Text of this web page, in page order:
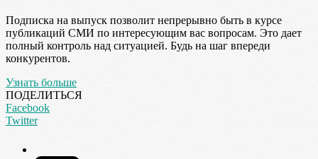
Подписка на выпуск позволит непрерывно быть в курсе
публикаций СМИ по интересующим вас вопросам. Это дает
полный контроль над ситуацией. Будь на шаг впереди
конкурентов.
Узнать больше
ПОДЕЛИТЬСЯ
Facebook
Twitter